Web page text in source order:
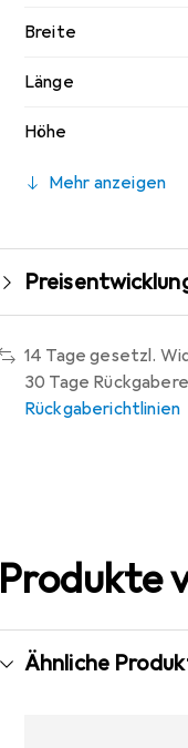
Breite
Länge
Höhe
Mehr anzeigen
14 Tage gesetzl.
30 Tage
Rückgaberichtlinien
Produkte
Ähnliche